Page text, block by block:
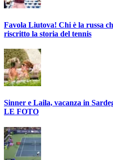
Favola Liutova! Chi è la russa
riscritto la storia del tennis
Sinner e Laila, vacanza in
LE FOTO